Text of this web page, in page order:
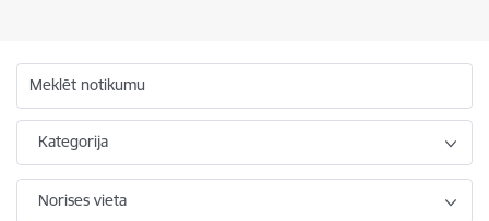
Meklēt notikumu
Kategorija
Norises vieta